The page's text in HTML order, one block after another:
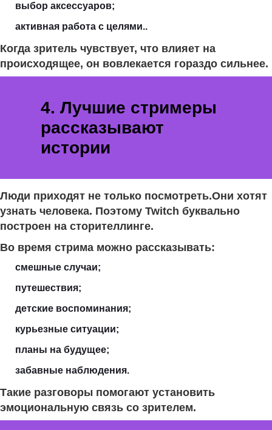
выбор аксессуаров;
активная работа с целями..
Когда зритель чувствует, что влияет на
происходящее, он вовлекается гораздо сильнее.
4. Лучшие стримеры
рассказывают
истории
Люди приходят не только посмотреть.Они хотят
узнать человека. Поэтому Twitch буквально
построен на сторителлинге.
Во время стрима можно рассказывать:
смешные случаи;
путешествия;
детские воспоминания;
курьезные ситуации;
планы на будущее;
забавные наблюдения.
Такие разговоры помогают установить
эмоциональную связь со зрителем.